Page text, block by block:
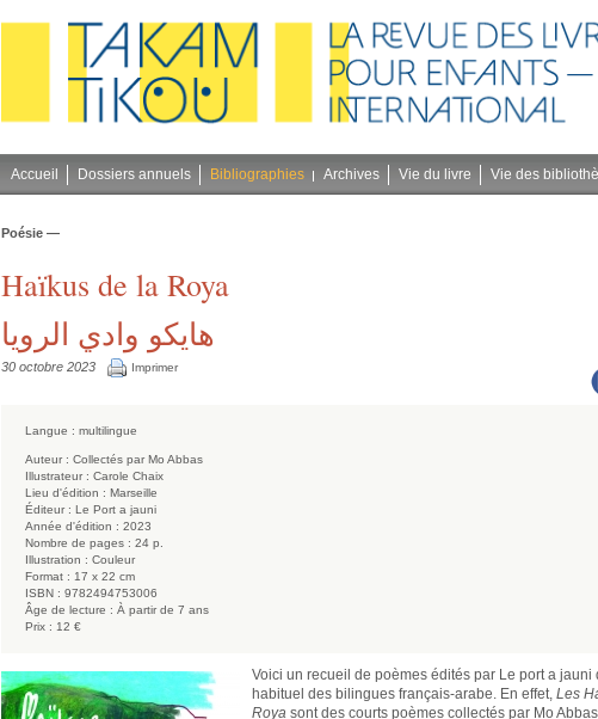
Accueil Dossiers annuels Bibliographies Archives Vie du livre Vie des
Poésie —
Haïkus de la Roya
هايكو وادي الرويا
30 octobre 2023 Imprimer
Langue : multilingue
Auteur : Collectés par Mo Abbas
Illustrateur : Carole Chaix
Lieu d'édition : Marseille
Éditeur : Le Port a jauni
Année d'édition : 2023
Nombre de pages : 24 p.
Illustration : Couleur
Format : 17 x 22 cm
ISBN : 9782494753006
Âge de lecture : À partir de 7 ans
Prix : 12 €
Voici un recueil de poèmes édités par Le port a jauni
habituel des bilingues français-arabe. En effet, Les
Roya sont des courts poèmes collectés par Mo